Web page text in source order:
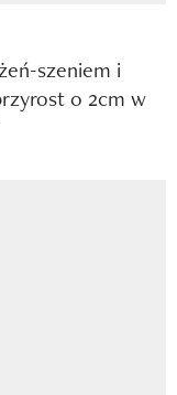
szeniem i
o 2cm w